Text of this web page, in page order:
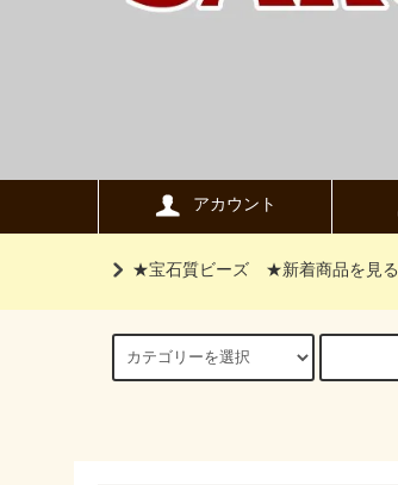
アカウント
★宝石質ビーズ ★新着商品を見る